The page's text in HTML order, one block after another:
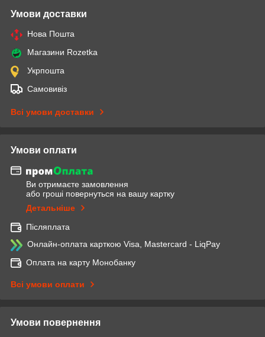
Умови доставки
Нова Пошта
Магазини Rozetka
Укрпошта
Самовивіз
Всі умови доставки
Умови оплати
Ви отримаєте замовлення
або гроші повернуться на вашу картку
Детальніше
Післяплата
Онлайн-оплата карткою Visa, Mastercard - LiqPay
Оплата на карту Монобанку
Всі умови оплати
Умови повернення